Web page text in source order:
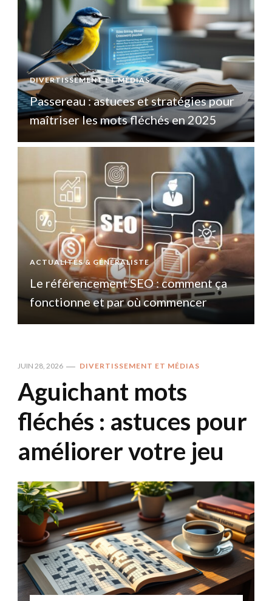
DIVERTISSEMENT ET MÉDIAS
Passereau : astuces et stratégies pour
maîtriser les mots fléchés en 2025
ACTUALITÉS & GÉNÉRALISTE
Le référencement SEO : comment ça
fonctionne et par où commencer
JUIN 28, 2026 DIVERTISSEMENT ET MÉDIAS
Aguichant mots
fléchés : astuces pour
améliorer votre jeu